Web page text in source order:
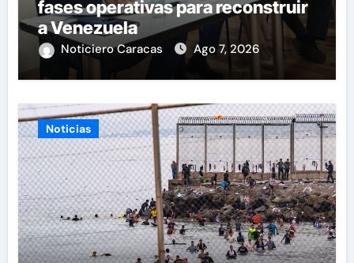
fases operativas para reconstruir
a Venezuela
Noticiero Caracas Ago 7, 2026
Noticias